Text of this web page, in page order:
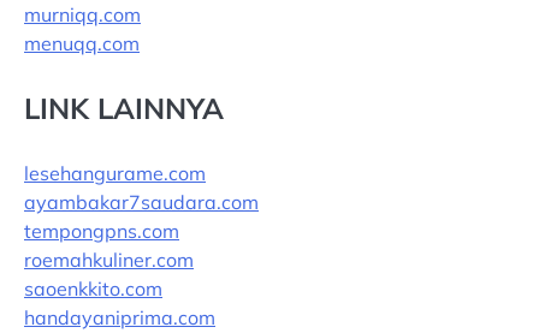
murniqq.com
menuqq.com
LINK LAINNYA
lesehangurame.com
ayambakar7saudara.com
tempongpns.com
roemahkuliner.com
saoenkkito.com
handayaniprima.com